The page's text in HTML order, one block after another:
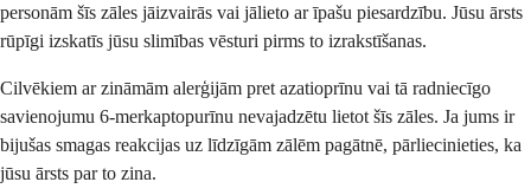
personām šīs zāles jāizvairās vai jālieto ar īpašu piesardzību. Jūsu ārsts
rūpīgi izskatīs jūsu slimības vēsturi pirms to izrakstīšanas.
Cilvēkiem ar zināmām alerģijām pret azatioprīnu vai tā radniecīgo
savienojumu 6-merkaptopurīnu nevajadzētu lietot šīs zāles. Ja jums ir
bijušas smagas reakcijas uz līdzīgām zālēm pagātnē, pārliecinieties, ka
jūsu ārsts par to zina.